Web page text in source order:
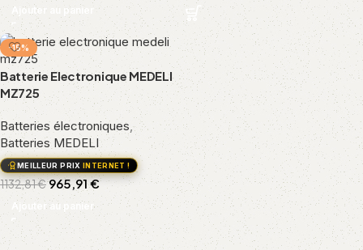
Ajouter au panier
-15%
Batterie Electronique MEDELI
MZ725
Batteries électroniques
Batteries MEDELI
MEILLEUR PRIX INTERNET !
1132,81€965,91€
Ajouter au panier